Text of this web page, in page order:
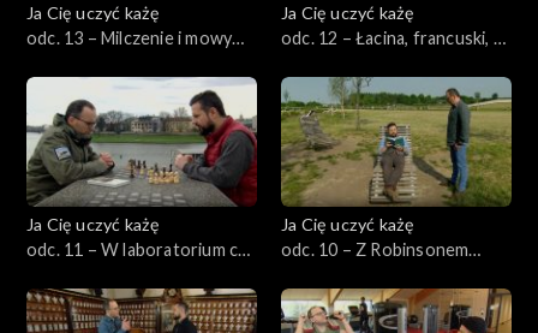
Ja Cię uczyć każę
odc. 13 – Milczenie i mowy
Ja Cię uczyć każę
odc. 12 – Łacina, francuski, a
Ja Cię uczyć każę
odc. 11 – W laboratorium czy
Ja Cię uczyć każę
odc. 10 – Z Robinsonem